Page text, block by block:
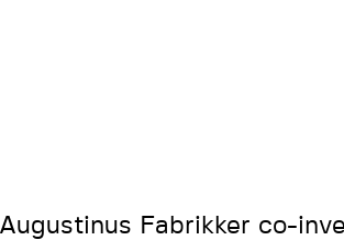
Fabrikker co-